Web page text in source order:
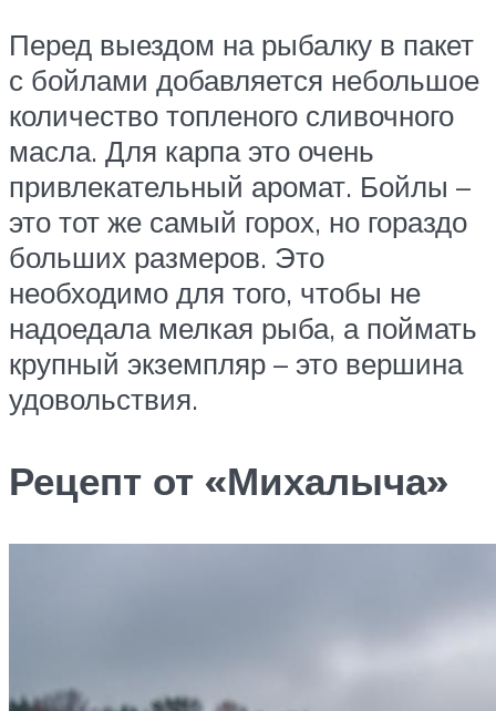
Перед выездом на рыбалку в пакет
с бойлами добавляется небольшое
количество топленого сливочного
масла. Для карпа это очень
привлекательный аромат. Бойлы –
это тот же самый горох, но гораздо
больших размеров. Это
необходимо для того, чтобы не
надоедала мелкая рыба, а поймать
крупный экземпляр – это вершина
удовольствия.
Рецепт от «Михалыча»